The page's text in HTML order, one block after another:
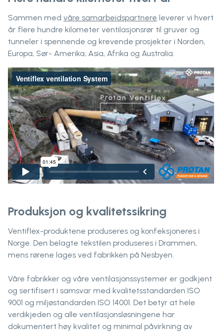
Sammen med våre samarbeidspartnere leverer vi hvert
år flere hundre kilometer ventilasjonsrør til gruver og
tunneler i spennende og krevende prosjekter i Norden,
Europa, Sør- Amerika, Asia, Afrika og Australia.
Produksjon og kvalitetssikring
Ventiflex-produktene produseres og konfeksjoneres i
Norge. Den belagte tekstilen produseres i Drammen,
mens rørene lages ved fabrikken på Nesbyen.
Våre fabrikker og våre ventilasjonssystemer er godkjent
og sertifisert i samsvar med kvalitetsstandarden ISO
9001 og miljøstandarden ISO 14001. Det betyr at hele
verdikjeden og alle ventilasjonsløsningene har
dokumentert høy kvalitet og minimal påvirkning av